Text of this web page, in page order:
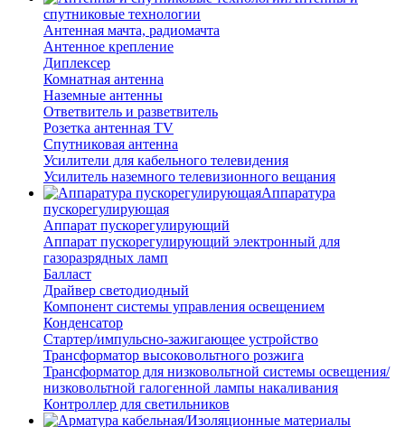
спутниковые технологии
Антенная мачта, радиомачта
Антенное крепление
Диплексер
Комнатная антенна
Наземные антенны
Ответвитель и разветвитель
Розетка антенная TV
Спутниковая антенна
Усилители для кабельного телевидения
Усилитель наземного телевизионного вещания
Аппаратура
пускорегулирующая
Аппарат пускорегулирующий
Аппарат пускорегулирующий электронный для
газоразрядных ламп
Балласт
Драйвер светодиодный
Компонент системы управления освещением
Конденсатор
Стартер/импульсно-зажигающее устройство
Трансформатор высоковольтного розжига
Трансформатор для низковольтной системы освещения/
низковольтной галогенной лампы накаливания
Контроллер для светильников